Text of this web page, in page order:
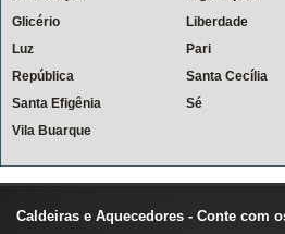
Glicério
Liberdade
Luz
Pari
República
Santa Cecília
Santa Efigênia
Sé
Vila Buarque
Caldeiras e Aquecedores - Conte com